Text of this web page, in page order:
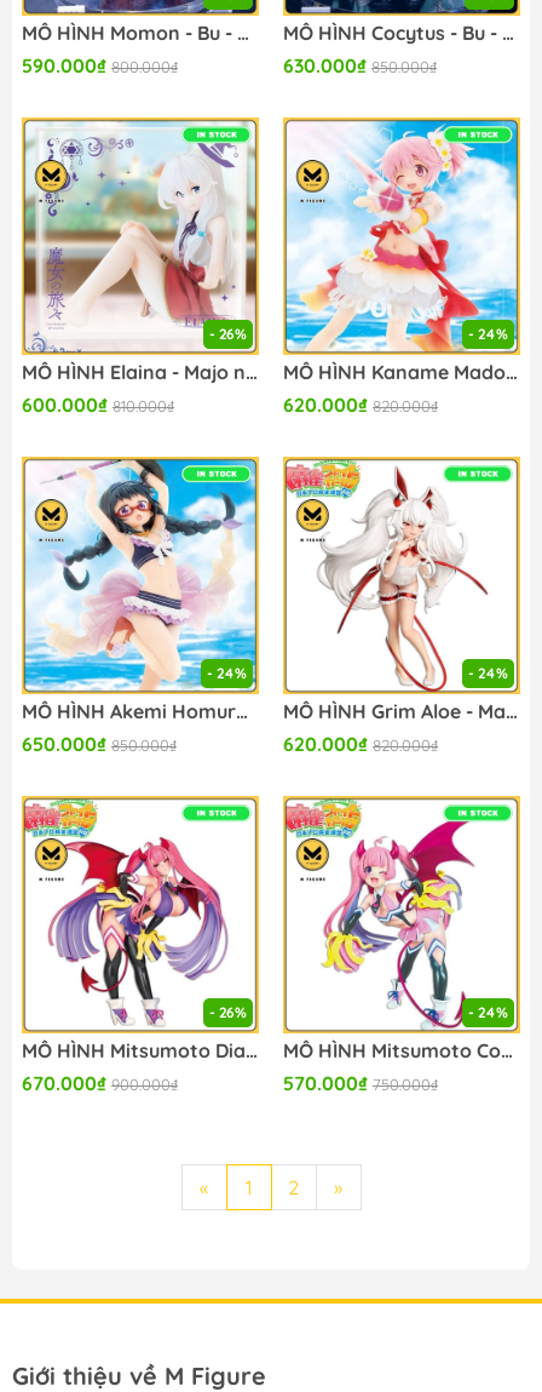
MÔ HÌNH Momon - Bu - Overlord - Konami Prize Collection (Konami Arcade Games) FIGURE CHÍNH HÃNG
590.000₫ 800.000₫
MÔ HÌNH Cocytus - Bu - Overlord - Konami Prize Collection (Konami Arcade Games) FIGURE CHÍNH HÃNG
630.000₫ 850.000₫
- 26%
MÔ HÌNH Elaina - Majo no Tabitabi - Fig-Cube - Konami Prize Collection (Konami Arcade Games) FIGURE CHÍNH HÃNG
600.000₫ 810.000₫
- 24%
MÔ HÌNH Kaname Madoka - Magia Record Mahou Shoujo Madoka - Splash Girls (Konami Arcade Games) FIGURE CHÍNH HÃNG
620.000₫ 820.000₫
- 24%
MÔ HÌNH Akemi Homura - Magia Record Mahou Shoujo Madoka - Splash Girls (Konami Arcade Games) FIGURE CHÍNH HÃNG
650.000₫ 850.000₫
- 24%
MÔ HÌNH Grim Aloe - Mahjong Fight Girl - Konami Prize Collection - Mahjong Fight Girl Figure Collection - Bunny (Konami Arcade Games) FIGURE CHÍNH HÃNG
620.000₫ 820.000₫
- 26%
MÔ HÌNH Mitsumoto Dia - Mahjong Fight Girl - Konami Prize Collection - Mahjong Fight Girl Figure Collection - Succubus Cheer Cos (Konami Arcade Games) FIGURE CHÍNH HÃNG
670.000₫ 900.000₫
- 24%
MÔ HÌNH Mitsumoto Cocoa - Mahjong Fight Girl - Konami Prize Collection - Mahjong Fight Girl Figure Collection - Succubus Cheer Cos (Konami Arcade Games) FIGURE CHÍNH HÃNG
570.000₫ 750.000₫
« 1 2 »
Giới thiệu về M Figure